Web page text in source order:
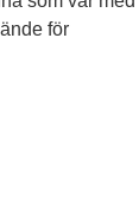
för